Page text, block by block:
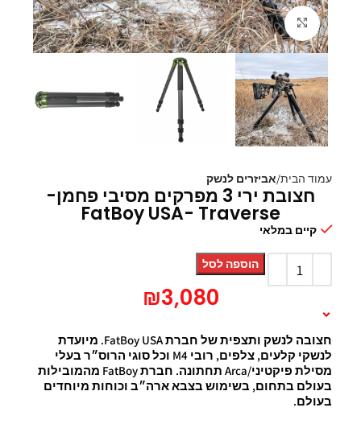
עמוד הבית אביזרים לנשק
חצובת ירי 3 מפרקים מסיבי פחמן-
FatBoy USA- Traverse
קיים במלאי
הוספה לסל
₪3,080
חצובה לנשק ותצפיתשל חברתFatBoy USA.
מיועדת
לנשקי קלעים, צלפים, רובי
כלסוגי הרוס״ר בעלי
מסילת פיקטיני/Arca תחתונה. חברתFatBoy
מהמובילות
בעולם בתחום, בשימוש בצבאארה״ב וכוחות מיוחדים
בעולם.
Click to enlarge